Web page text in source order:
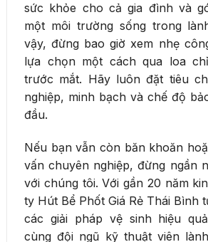
sức khỏe cho cả gia đình và
một môi trường sống trong
vậy, đừng bao giờ xem nhẹ
lựa chọn một cách qua loa
trước mắt. Hãy luôn đặt tiêu
nghiệp, minh bạch và chế độ
đầu.
Nếu bạn vẫn còn băn khoăn
vấn chuyên nghiệp, đừng ngần
với chúng tôi. Với gần 20 năm
ty Hút Bể Phốt Giá Rẻ Thái Bình
các giải pháp vệ sinh hiệu
cùng đội ngũ kỹ thuật viên